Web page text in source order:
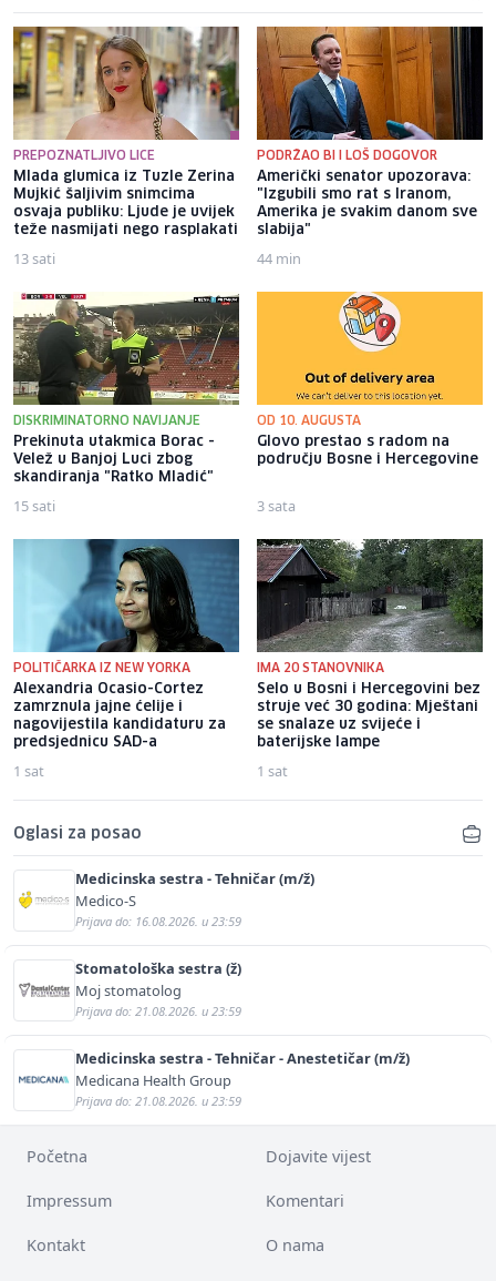
PREPOZNATLJIVO LICE
Mlada glumica iz Tuzle Zerina
Mujkić šaljivim snimcima
osvaja publiku: Ljude je uvijek
teže nasmijati nego rasplakati
13 sati
PODRŽAO BI I LOŠ DOGOVOR
Američki senator upozorava:
"Izgubili smo rat s Iranom,
Amerika je svakim danom sve
slabija"
44 min
DISKRIMINATORNO NAVIJANJE
Prekinuta utakmica Borac -
Velež u Banjoj Luci zbog
skandiranja "Ratko Mladić"
15 sati
OD 10. AUGUSTA
Glovo prestao s radom na
području Bosne i Hercegovine
3 sata
POLITIČARKA IZ NEW YORKA
Alexandria Ocasio-Cortez
zamrznula jajne ćelije i
nagovijestila kandidaturu za
predsjednicu SAD-a
1 sat
IMA 20 STANOVNIKA
Selo u Bosni i Hercegovini bez
struje već 30 godina: Mještani
se snalaze uz svijeće i
baterijske lampe
1 sat
Oglasi za posao
Medicinska sestra - Tehničar (m/ž)
Medico-S
Prijava do: 16.08.2026. u 23:59
Stomatološka sestra (ž)
Moj stomatolog
Prijava do: 21.08.2026. u 23:59
Medicinska sestra - Tehničar - Anestetičar (m/ž)
Medicana Health Group
Prijava do: 21.08.2026. u 23:59
Početna Dojavite vijest
Impressum Komentari
Kontakt O nama